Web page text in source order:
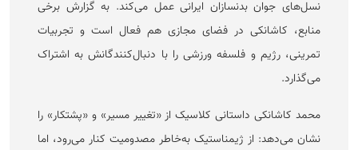
نسل‌های جوان بدنسازان ایرانی عمل می‌کند. به گزارش برخی
منابع، کاشانکی در فضای مجازی هم فعال است و تجربیات
تمرینی، رژیم و فلسفه ورزشی را با دنبال‌کنندگانش به اشتراک
می‌گذارد.
محمد کاشانکی داستانی کلاسیک از «تغییر مسیر» و «پشتکار» را
نشان می‌دهد: از ژیمناستیک به‌خاطر مصدومیت کنار می‌رود، اما